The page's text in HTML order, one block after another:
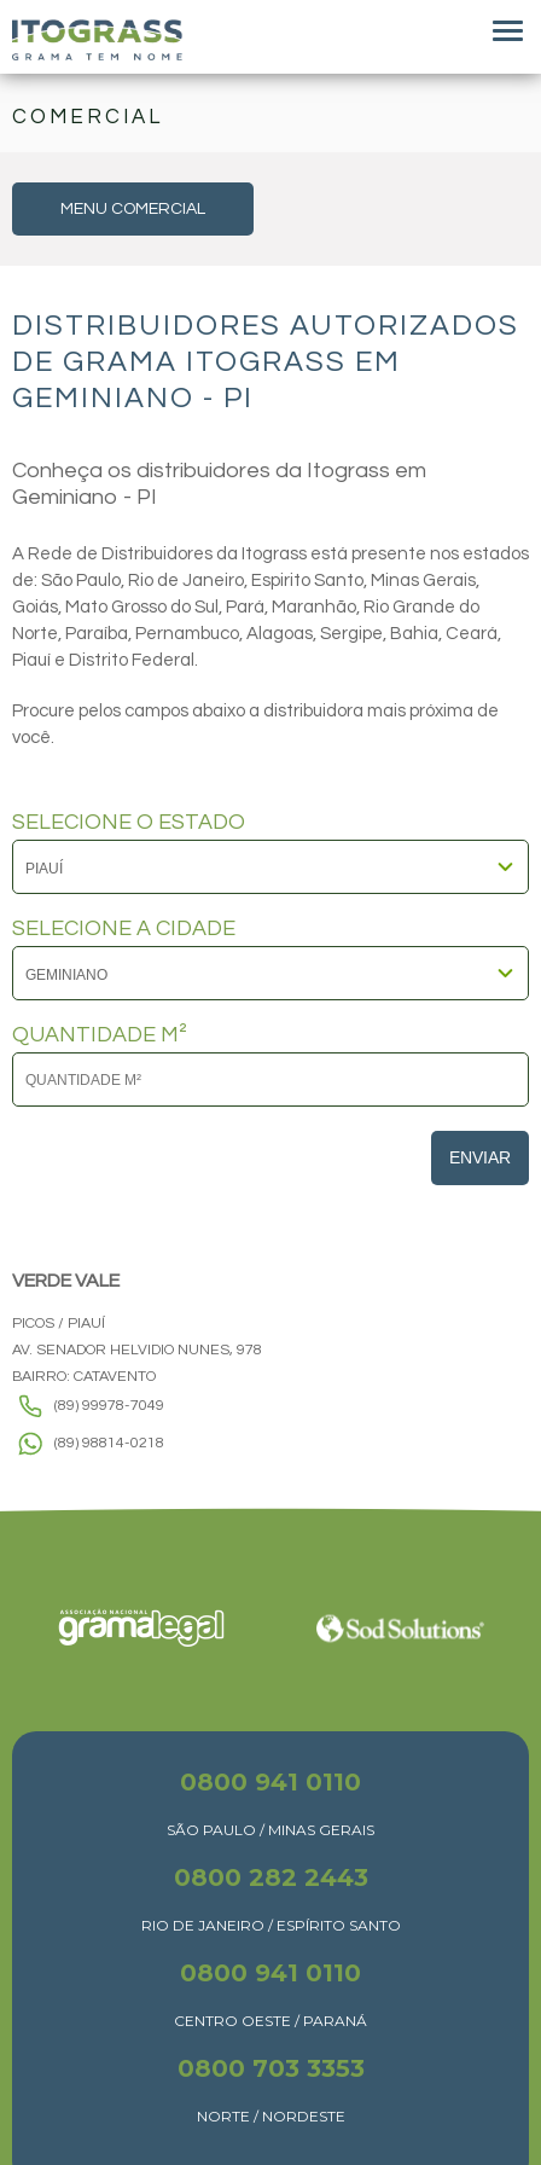
COMERCIAL
MENU COMERCIAL
DISTRIBUIDORES AUTORIZADOS
DE GRAMA ITOGRASS EM
GEMINIANO - PI
Conheça os distribuidores da Itograss em
Geminiano - PI
A Rede de Distribuidores da Itograss está presente nos estados
de: São Paulo, Rio de Janeiro, Espirito Santo, Minas Gerais,
Goiás, Mato Grosso do Sul, Pará, Maranhão, Rio Grande do
Norte, Paraíba, Pernambuco, Alagoas, Sergipe, Bahia, Ceará,
Piauí e Distrito Federal.
Procure pelos campos abaixo a distribuidora mais próxima de
você.
SELECIONE O ESTADO
SELECIONE A CIDADE
QUANTIDADE M²
ENVIAR
VERDE VALE
PICOS / PIAUÍ
AV. SENADOR HELVIDIO NUNES, 978
BAIRRO: CATAVENTO
(89) 99978-7049
(89) 98814-0218
0800 941 0110
SÃO PAULO / MINAS GERAIS
0800 282 2443
RIO DE JANEIRO / ESPÍRITO SANTO
0800 941 0110
CENTRO OESTE / PARANÁ
0800 703 3353
NORTE / NORDESTE